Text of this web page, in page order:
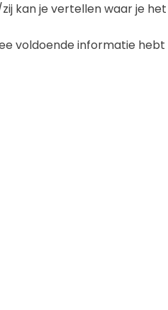
kan je vertellen waar je
voldoende informatie